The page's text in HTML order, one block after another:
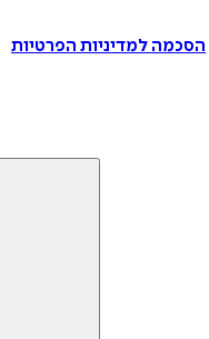
הסכמה למדיניות הפרטיות